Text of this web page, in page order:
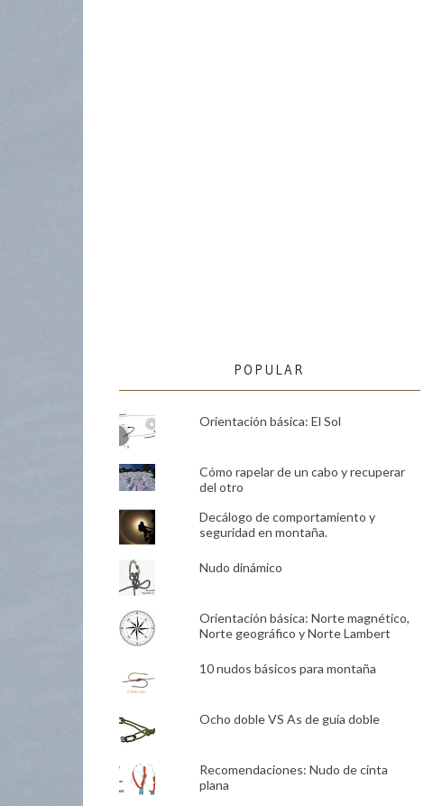
POPULAR
Orientación básica: El Sol
Cómo rapelar de un cabo y recuperar
del otro
Decálogo de comportamiento y
seguridad en montaña.
Nudo dinámico
Orientación básica: Norte magnético,
Norte geográfico y Norte Lambert
10 nudos básicos para montaña
Ocho doble VS As de guía doble
Recomendaciones: Nudo de cinta
plana